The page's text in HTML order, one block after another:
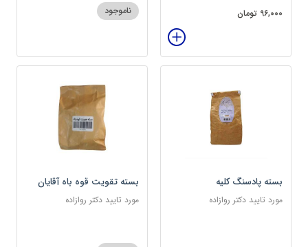
96,000 تومان ناموجود
بسته پادسنگ کلیه
مورد تایید دکتر روازاده
بسته تقویت قوه باه آقایان
مورد تایید دکتر روازاده